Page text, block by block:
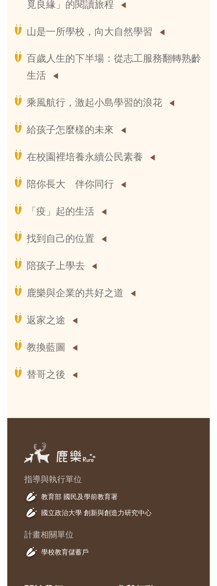
覓良緣」的閱讀旅程
山是一所學校，向大自然學習
百歲人生的下半場：從志工服務翻轉熟齡
生活
乘風航行，激起小島學習的浪花
給孩子怎麼樣的未來
在校園裡培養永續公民素養
陪你長大 伴你同行
「疫」起的生活
找到自己的位置
陪孩子上學去
鹿樂與企業的共好之道
返家之途
教換藍圖
替哥之後
指導與執行單位
教育部 國民及學前教育署
國立政治大學 創新與創造力研究中心
計畫相關單位
學校教育儲蓄戶